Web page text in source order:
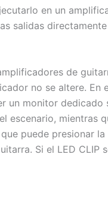
en un
salidas
de
no se altere. En
un monitor
mientras
puede presionar
Si el LED CLIP